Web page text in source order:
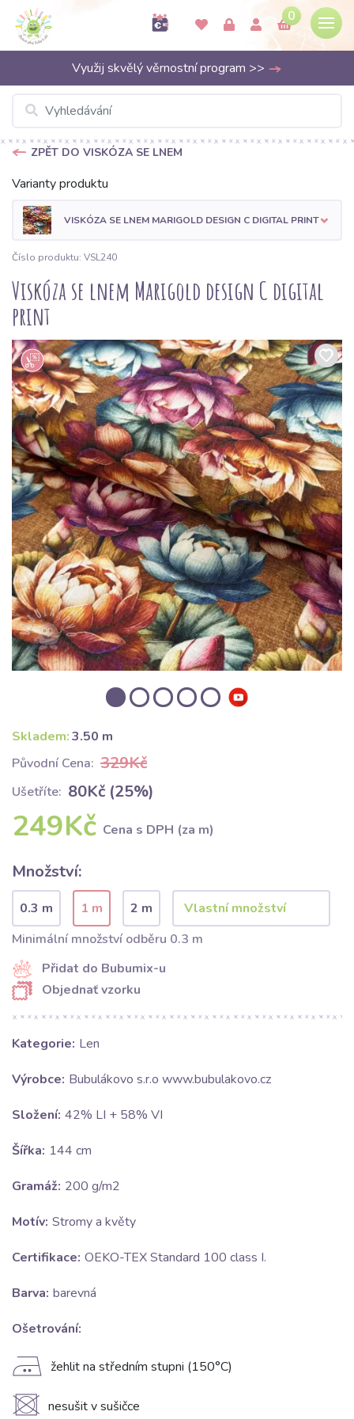
0
Využij skvělý věrnostní program >>
ZPĚT DO VISKÓZA SE LNEM
Varianty produktu
VISKÓZA SE LNEM MARIGOLD DESIGN C DIGITAL PRINT
Číslo produktu: VSL240
Viskóza se lnem Marigold design C digital
print
Skladem:3.50 m
Původní Cena: 329Kč
Ušetříte: 80Kč (25%)
249Kč Cena s DPH (za m)
Množství:
0.3 m 1 m
2 m
Minimální množství odběru 0.3 m
Přidat do Bubumix-u
Objednať vzorku
Kategorie: Len
Výrobce: Bubulákovo s.r.o www.bubulakovo.cz
Složení: 42% LI + 58% VI
Šířka: 144 cm
Gramáž: 200 g/m2
Motív: Stromy a květy
Certifikace: OEKO-TEX Standard 100 class I.
Barva: barevná
Ošetrování:
E žehlit na středním stupni (150°C)
U nesušit v sušičce